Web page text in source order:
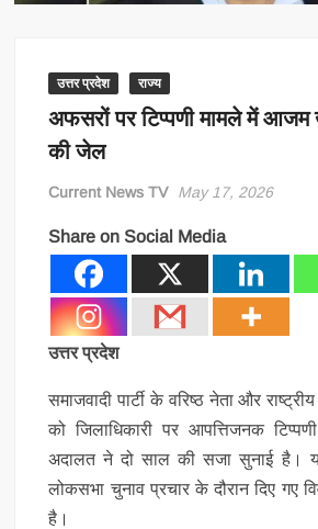
उत्तर प्रदेश राज्य
अफसरों पर टिप्पणी मामले में
की जेल
Current News TV May 17, 2026
Share on Social Media
उत्तर प्रदेश
समाजवादी पार्टी के वरिष्ठ नेता और
को जिलाधिकारी पर आपत्तिजनक
अदालत ने दो साल की सजा सुनाई है।
लोकसभा चुनाव प्रचार के दौरान दिए गए
है।